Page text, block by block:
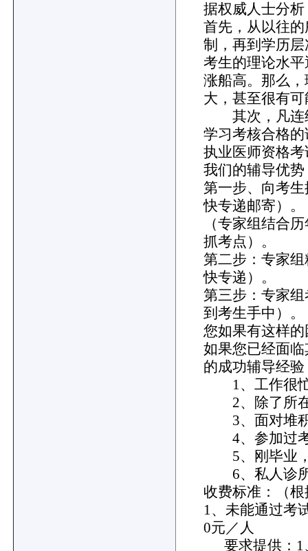
据权威人士分
首先，从以往
制，再到学历
考生的理论水
涨船高。那么
大，甚至很有
其次，凡连续
学习考核合格
执业医师资格
我们的辅导优
第一步、向考
快专递邮寄）。
（专家组结合
抓考点）。
第二步：专家
快专递）。
第三步：专家
到考生手中）。
您如果有这样
如果您已经面
的成功辅导经
1、工作很忙
2、除了所在
3、面对堆积
4、参加过考
5、刚毕业，
6、私人诊所
收费标准：（
1、未能通过考
0元／人
要求提供：1